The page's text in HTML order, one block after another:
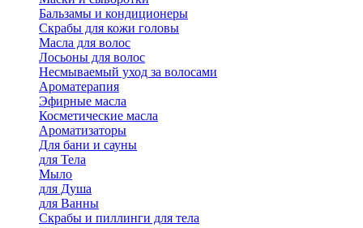
Бальзамы и кондиционеры
Скрабы для кожи головы
Масла для волос
Лосьоны для волос
Несмываемый уход за волосами
Ароматерапия
Эфирные масла
Косметические масла
Ароматизаторы
Для бани и сауны
для Тела
Мыло
для Душа
для Ванны
Скрабы и пиллинги для тела